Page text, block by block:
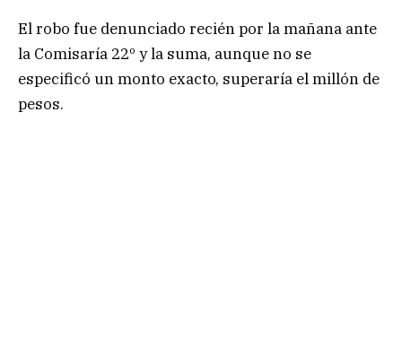
El robo fue denunciado recién por la mañana ante
la Comisaría 22º y la suma, aunque no se
especificó un monto exacto, superaría el millón de
pesos.